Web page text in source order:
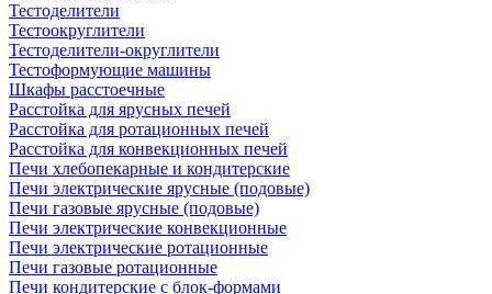
Тестоделители
Тестоокруглители
Тестоделители-округлители
Тестоформующие машины
Шкафы расстоечные
Расстойка для ярусных печей
Расстойка для ротационных печей
Расстойка для конвекционных печей
Печи хлебопекарные и кондитерские
Печи электрические ярусные (подовые)
Печи газовые ярусные (подовые)
Печи электрические конвекционные
Печи электрические ротационные
Печи газовые ротационные
Печи кондитерские с блок-формами